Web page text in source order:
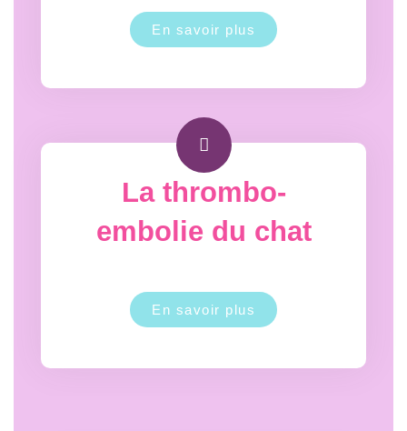
En savoir plus
La thrombo-
embolie du chat
En savoir plus